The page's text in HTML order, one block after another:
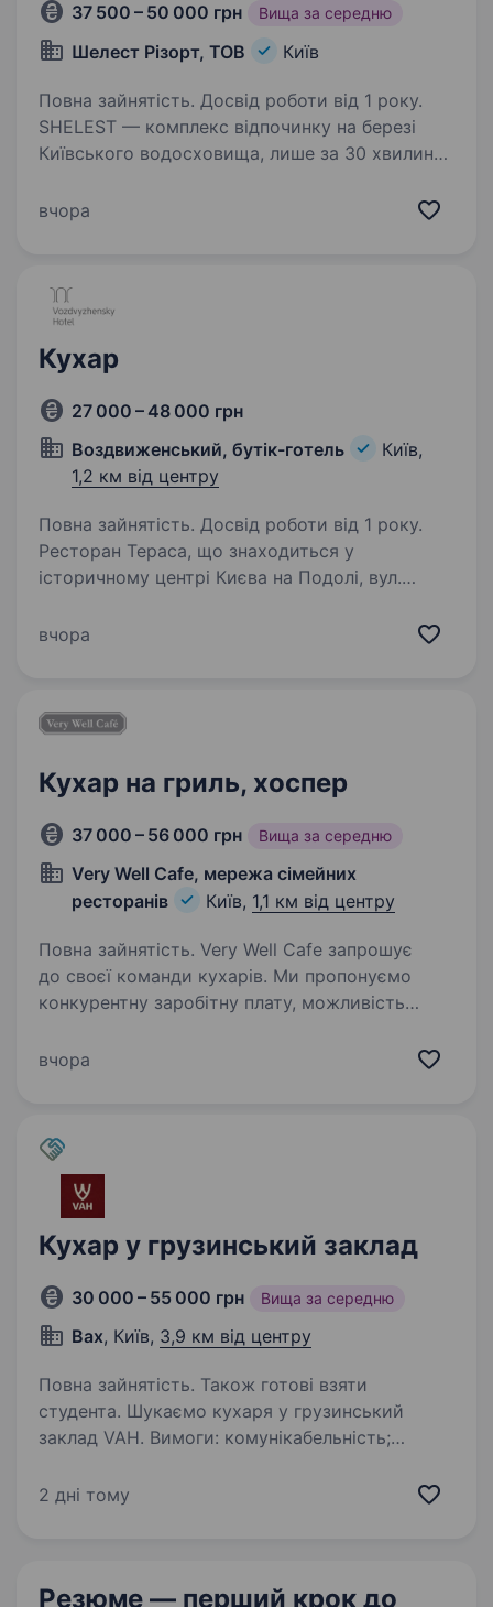
37 500 – 50 000 грн Вища за середню
Шелест Різорт, ТОВ Київ
Повна зайнятість. Досвід роботи від 1 року.
SHELEST — комплекс відпочинку на березі
Київського водосховища, лише за 30 хвилин
будинки й дачні таунхауси серед сосен;
вчора
Кухар
27 000 – 48 000 грн
Воздвиженський, бутік-готель
Київ,
1,2 км від центру
Повна зайнятість. Досвід роботи від 1 року.
Ресторан Тераса, що знаходиться у
історичному центрі Києва на Подолі, вул.
Кухарів з різних процесів : Кухаря ГП, ХП,
вчора
Кухар на гриль, хоспер
37 000 – 56 000 грн Вища за середню
Very Well Cafe, мережа сімейних
ресторанів
Київ, 1,1 км від центру
Повна зайнятість. Very Well Cafe запрошує
до своєї команди кухарів. Ми пропонуємо
конкурентну заробітну плату, можливість
атмосферу в колективі та можливість
вчора
Кухар у грузинський заклад
30 000 – 55 000 грн Вища за середню
Вах, Київ, 3,9 км від центру
Повна зайнятість. Також готові взяти
студента. Шукаємо кухаря у грузинський
заклад VAH. Вимоги: комунікабельність;
закриття зміни. Ми пропонуємо: Своєчасну
2 дні тому
Резюме — перший крок до